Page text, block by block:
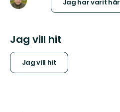
Jag har varit här
Jag vill hit
Jag vill hit